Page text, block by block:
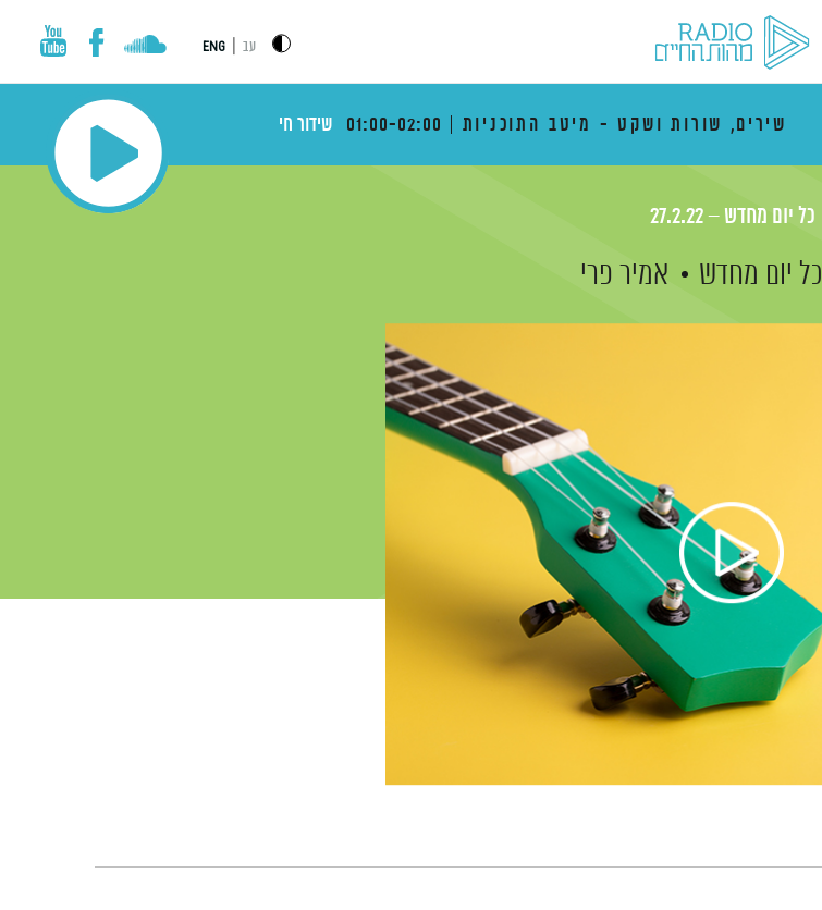
עב ENG
שירים, שורות ושקט - מיטב התוכניות 01:00-02:00 שידור חי
כל יום מחדש – 27.2.22
כל יום מחדש אמיר פרי